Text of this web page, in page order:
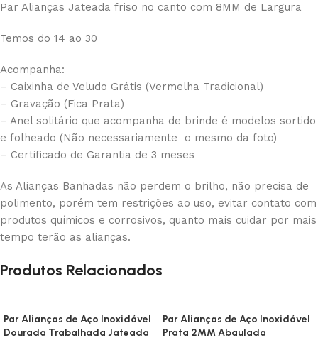
Par Alianças Jateada friso no canto com 8MM de Largura
Temos do 14 ao 30
Acompanha:
– Caixinha de Veludo Grátis (Vermelha Tradicional)
– Gravação (Fica Prata)
– Anel solitário que acompanha de brinde é modelos sortido
e folheado (Não necessariamente o mesmo da foto)
– Certificado de Garantia de 3 meses
As Alianças Banhadas não perdem o brilho, não precisa de
polimento, porém tem restrições ao uso, evitar contato com
produtos químicos e corrosivos, quanto mais cuidar por mais
tempo terão as alianças.
Produtos Relacionados
Par Alianças de Aço Inoxidável
Dourada Trabalhada Jateada
Par Alianças de Aço Inoxidável
Prata 2MM Abaulada